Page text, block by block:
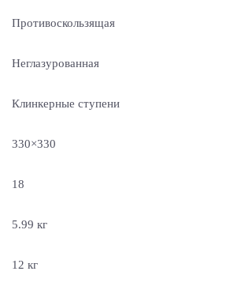
Противоскользящая
Неглазурованная
Клинкерные ступени
330×330
18
5.99 кг
12 кг